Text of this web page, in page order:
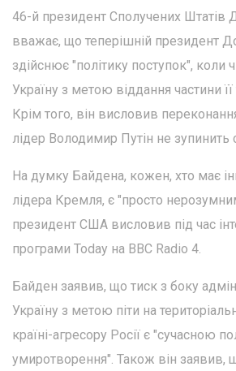
46-й президент Сполучених
вважає, що теперішній президент
здійснює "політику поступок", коли
Україну з метою віддання частини її
Крім того, він висловив
лідер Володимир Путін не зупинить
На думку Байдена, кожен, хто має
лідера Кремля, є "просто
президент США висловив під час
програми Today на BBC Radio 4.
Байден заявив, що тиск з боку
Україну з метою піти на
країні-агресору Росії є "сучасною
умиротворення". Також він заявив,